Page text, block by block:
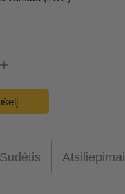
Sudėtis Atsiliepimai